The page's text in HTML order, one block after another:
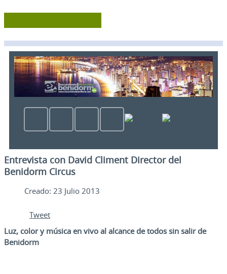
Entrevista con David Climent Director del
Benidorm Circus
Creado: 23 Julio 2013
Tweet
Luz, color y música en vivo al alcance de todos sin salir de
Benidorm